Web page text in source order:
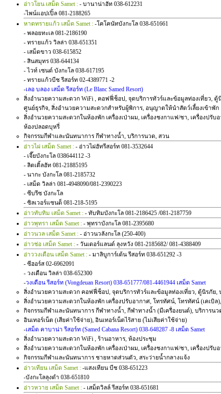
อ่าวโยน เสม็ด Samet : - บานาน่าฮัท 038-612231
-ไพน์แอปเปิ้ล 081-2188265
หาดทรายแก้ว เสม็ด Samet : -โคโคนัทบังกะโล 038-651661
- พลอยทะเล 081-2186190
- ทรายแก้ว วิลล่า 038-651351
- เสม็ดขาว 038-615852
- สินสมุทร 038-644134
- ไวท์ เซนด์ บังกะโล 038-617195
- ทรายแก้วบีช รีสอร์ท 02-4389771 -2
-เลอ บลอง เสม็ด รีสอร์ท (Le Blanc Samed Resort)
สิ่งอำนวยความสะดวก WiFi , คอฟฟี่ช็อป, จุดบริการทัวร์และข้อมูลท่องเที่ยว,
ศูนย์ธุรกิจ, สิ่งอำนวยความสะดวกสำหรับผู้พิการ, อนุญาตให้นำสัตว์เลี้ยงเข้าพัก
สิ่งอำนวยความสะดวกในห้องพัก เครื่องเป่าผม, เครื่องชงกาแฟ/ชา, เครื่องปรั
ห้องปลอดบุหรี่
กิจกรรมกีฬาและนันทนาการ กีฬาทางน้ำ, บริการนวด, สวน
อ่าวไผ่ เสม็ด Samet : - อ่าวไผ่ฮัทรีสอร์ท 081-3532644
- เจี๊ยบังกะโล 038644112 -3
- ลิตเติ้ลฮัท 081-21885195
- นากะ บังกะโล 081-2185732
- เสม็ด วิลล่า 081-4948090/081-2390223
- ซีบรีซ บังกะโล
- ซิลเวอร์แซนด็ 081-218-5195
อ่าวทับทิม เสม็ด Samet : - ทับทิมบังกะโล 081-2186425 /081-2187759
อ่าวพุทรา เสม็ด Samet : - พุทราบังกะโล 081-2395680
อ่าวนวล เสม็ด Samet : - อ่าวนวลังกะโล (250-400)
อ่าวช่อ เสม็ด Samet : - วันเดอร์แลนด์ ลุงหวัง 081-2185682/ 081-4388409
อ่าววงเดือน เสม็ด Samet : - มาลิบูการ์เด้น รีสอร์ท 038-651292 -3
- ซีฮอร์ส 02-6962091
- วงเดือน วิลล่า 038-652300
-วงเดือน รีสอร์ท (Vongdeuan Resort) 038-651777/081-4461944 เสม็ด Samet
สิ่งอำนวยความสะดวก คอฟฟี่ช็อป, จุดบริการทัวร์และข้อมูลท่องเที่ยว, ตู้นิรภัย,
สิ่งอำนวยความสะดวกในห้องพัก เครื่องปรับอากาศ, โทรทัศน์, โทรทัศน์ (เคเบิ
กิจกรรมกีฬาและนันทนาการ กีฬาทางน้ำ, กีฬาทางน้ำ (มีเครื่องยนต์), บริการนว
อินเทอร์เน็ต (เสียค่าใช้จ่าย), อินเทอร์เน็ตไร้สาย (ไม่เสียค่าใช้จ่าย)
-เสม็ด คาบาน่า รีสอร์ท (Samed Cabana Resort) 038-648287 -8 เสม็ด Samet
สิ่งอำนวยความสะดวก WiFi , ร้านอาหาร, ห้องประชุม
สิ่งอำนวยความสะดวกในห้องพัก เครื่องเป่าผม, เครื่องชงกาแฟ/ชา, เครื่องปรั
กิจกรรมกีฬาและนันทนาการ ชายหาดส่วนตัว, สระว่ายน้ำกลางแจ้ง
อ่าวเทียน เสม็ด Samet : -แสงเทียน บีช 038-651223
-บังกะโลลุงดำ 038-651810
อ่าวหวาย เสม็ด Samet : - เสม็ดวิลล์ รีสอร์ท 038-651681